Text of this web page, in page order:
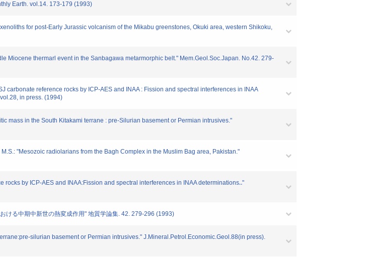
Earth. vol.14. 173-179 (1993)
for post-Early Jurassic volcanism of the Mikabu greenstones, Okuki area, western Shikoku,
Miocene thermarl event in the Sanbagawa metarmorphic belt." Mem.Geol.Soc.Japan. No.42. 279-
carbonate reference rocks by ICP-AES and INAA : Fission and spectral interferences in INAA
in press. (1994)
mass in the South Kitakami terrane : pre-Silurian basement or Permian intrusives."
"Mesozoic radiolarians from the Bagh Complex in the Muslim Bag area, Pakistan."
by ICP-AES and INAA:Fission and spectral interferences in INAA determinations‥"
ける中期中新世の熱変成作用" 地質学論集. 42. 279-296 (1993)
silurian basement or Permian intrusives." J.Mineral.Petrol.Economic.Geol.88(in press).